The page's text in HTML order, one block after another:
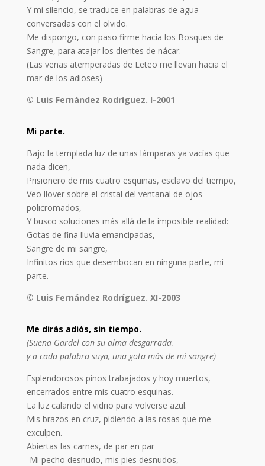
Y mi silencio, se traduce en palabras de agua
conversadas con el olvido.
Me dispongo, con paso firme hacia los Bosques de
Sangre, para atajar los dientes de nácar.
(Las venas atemperadas de Leteo me llevan hacia el
mar de los adioses)
© Luis Fernández Rodríguez. I-2001
Mi parte.
Bajo la templada luz de unas lámparas ya vacías que
nada dicen,
Prisionero de mis cuatro esquinas, esclavo del tiempo,
Veo llover sobre el cristal del ventanal de ojos
policromados,
Y busco soluciones más allá de la imposible realidad:
Gotas de fina lluvia emancipadas,
Sangre de mi sangre,
Infinitos ríos que desembocan en ninguna parte, mi
parte.
© Luis Fernández Rodríguez. XI-2003
Me dirás adiós, sin tiempo.
(Suena Gardel con su alma desgarrada,
y a cada palabra suya, una gota más de mi sangre)
Esplendorosos pinos trabajados y hoy muertos,
encerrados entre mis cuatro esquinas.
La luz calando el vidrio para volverse azul.
Mis brazos en cruz, pidiendo a las rosas que me
exculpen.
Abiertas las carnes, de par en par
-Mi pecho desnudo, mis pies desnudos,